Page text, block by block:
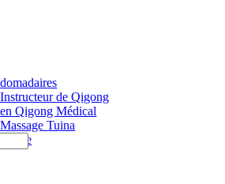
de Qigong
Qigong Médical
Tuina
Chine